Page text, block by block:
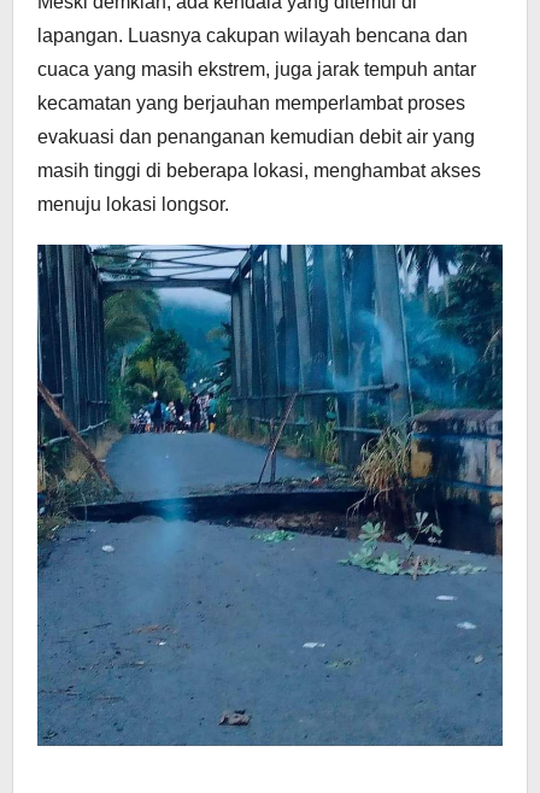
lapangan. Luasnya cakupan wilayah bencana dan
cuaca yang masih ekstrem, juga jarak tempuh antar
kecamatan yang berjauhan memperlambat proses
evakuasi dan penanganan kemudian debit air yang
masih tinggi di beberapa lokasi, menghambat akses
menuju lokasi longsor.